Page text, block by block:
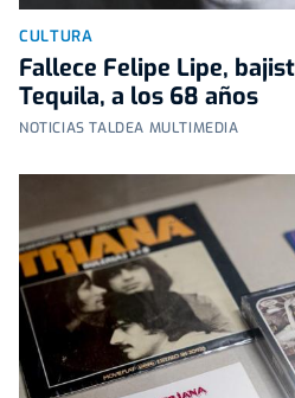
CULTURA
Fallece Felipe Lipe,
Tequila, a los 68 años
NOTICIAS TALDEA MULTIMEDIA